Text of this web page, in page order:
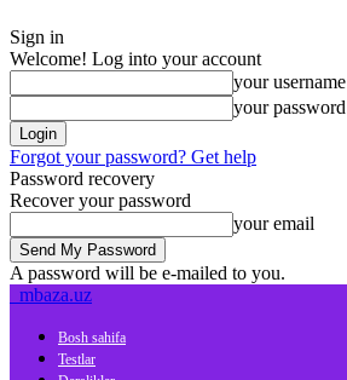
Sign in
Welcome! Log into your account
your username
your password
Forgot your password? Get help
Password recovery
Recover your password
your email
A password will be e-mailed to you.
mbaza.uz
Bosh sahifa
Testlar